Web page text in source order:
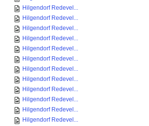
Hilgendorf Redevel...
Hilgendorf Redevel...
Hilgendorf Redevel...
Hilgendorf Redevel...
Hilgendorf Redevel...
Hilgendorf Redevel...
Hilgendorf Redevel...
Hilgendorf Redevel...
Hilgendorf Redevel...
Hilgendorf Redevel...
Hilgendorf Redevel...
Hilgendorf Redevel...